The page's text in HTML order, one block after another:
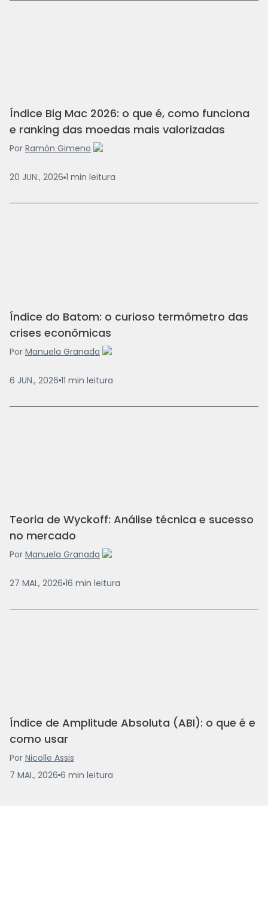
Índice Big Mac 2026: o que é, como funciona
e ranking das moedas mais valorizadas
Por Ramón Gimeno
20 JUN., 2026 1 min leitura
Índice do Batom: o curioso termômetro das
crises econômicas
Por Manuela Granada
6 JUN., 2026 11 min leitura
Teoria de Wyckoff: Análise técnica e sucesso
no mercado
Por Manuela Granada
27 MAI., 2026 16 min leitura
Índice de Amplitude Absoluta (ABI): o que é e
como usar
Por Nicolle Assis
7 MAI., 2026 6 min leitura